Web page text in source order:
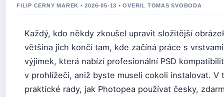
FILIP CERNY MAREK • 2026-05-13 • OVERIL TOMAS SVOBODA
Každý, kdo někdy zkoušel upravit složitější
většina jich končí tam, kde začíná práce s
výjimek, která nabízí profesionální PSD
v prohlížeči, aniž byste museli cokoli instalovat. V
praktické rady, jak Photopea používat česky,